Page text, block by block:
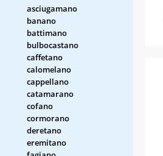
asciugamano
banano
battimano
bulbocastano
caffetano
calomelano
cappellano
catamarano
cofano
cormorano
deretano
eremitano